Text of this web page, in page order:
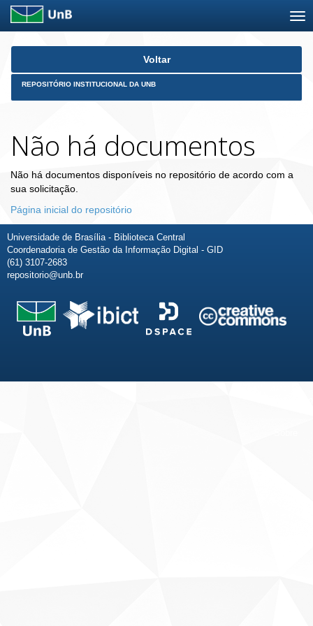
Skip
Voltar
REPOSITÓRIO INSTITUCIONAL DA UNB
Não há documentos
Não há documentos disponíveis no repositório de acordo com a
sua solicitação.
Página inicial do repositório
Universidade de Brasília - Biblioteca Central
Coordenadoria de Gestão da Informação Digital - GID
(61) 3107-2683
repositorio@unb.br